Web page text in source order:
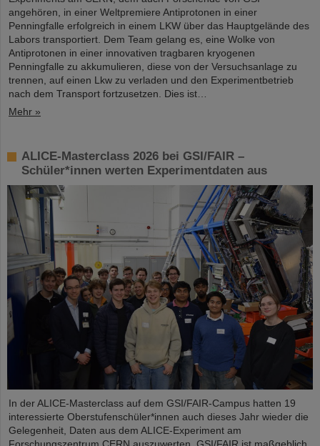
angehören, in einer Weltpremiere Antiprotonen in einer
Penningfalle erfolgreich in einem LKW über das Hauptgelände des
Labors transportiert. Dem Team gelang es, eine Wolke von
Antiprotonen in einer innovativen tragbaren kryogenen
Penningfalle zu akkumulieren, diese von der Versuchsanlage zu
trennen, auf einen Lkw zu verladen und den Experimentbetrieb
nach dem Transport fortzusetzen. Dies ist…
Mehr »
ALICE-Masterclass 2026 bei GSI/FAIR –
Schüler*innen werten Experimentdaten aus
In der ALICE-Masterclass auf dem GSI/FAIR-Campus hatten 19
interessierte Oberstufenschüler*innen auch dieses Jahr wieder die
Gelegenheit, Daten aus dem ALICE-Experiment am
Forschungszentrum CERN auszuwerten. GSI/FAIR ist maßgeblich